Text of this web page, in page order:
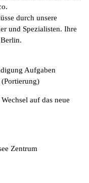
durch unsere
und Spezialisten. Ihre
Aufgaben
auf das neue
Zentrum